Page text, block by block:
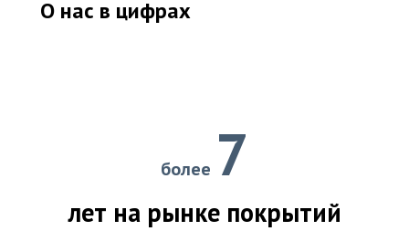
О нас в цифрах
более 7
лет на рынке покрытий